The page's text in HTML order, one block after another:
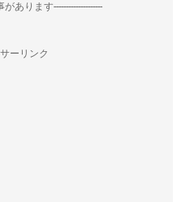
あります--------------------
ーリンク